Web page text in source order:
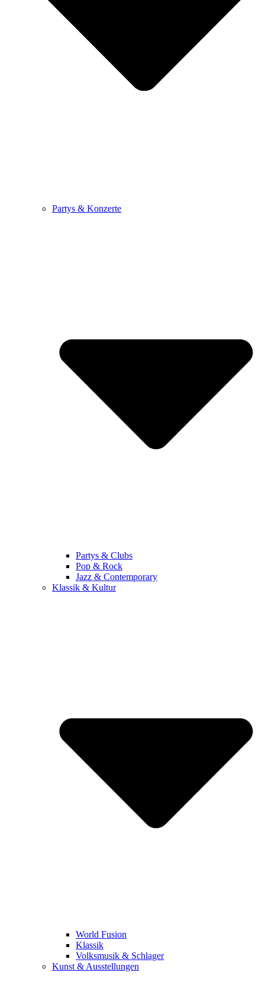
Partys & Konzerte
Partys & Clubs
Pop & Rock
Jazz & Contemporary
Klassik & Kultur
World Fusion
Klassik
Volksmusik & Schlager
Kunst & Ausstellungen